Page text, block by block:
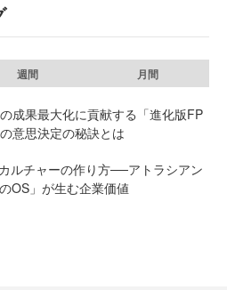
週間 月間
成果最大化に貢献する「進化版FP
意思決定の秘訣とは
ルチャーの作り方──アトラシアン
OS」が生む企業価値